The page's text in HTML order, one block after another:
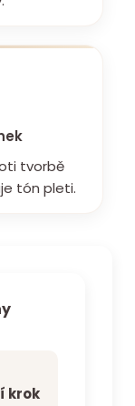
tvorbě
tón pleti.
krok